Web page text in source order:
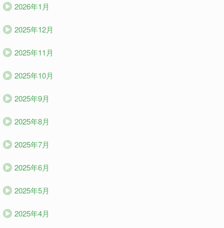
2026年1月
2025年12月
2025年11月
2025年10月
2025年9月
2025年8月
2025年7月
2025年6月
2025年5月
2025年4月